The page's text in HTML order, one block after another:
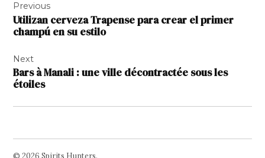
de
l’article
Previous
Utilizan cerveza Trapense para crear el primer
champú en su estilo
Next
Bars à Manali : une ville décontractée sous les
étoiles
© 2026 Spirits Hunters.